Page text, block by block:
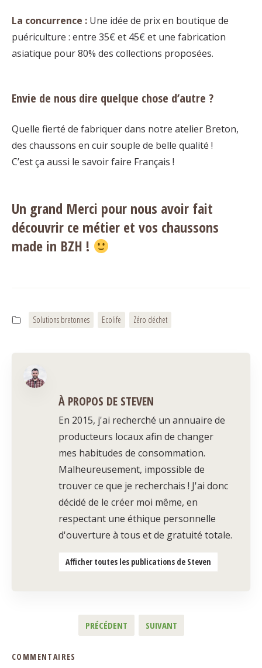
La concurrence : Une idée de prix en boutique de
puériculture : entre 35€ et 45€ et une fabrication
asiatique pour 80% des collections proposées.
Envie de nous dire quelque chose d’autre ?
Quelle fierté de fabriquer dans notre atelier Breton,
des chaussons en cuir souple de belle qualité !
C’est ça aussi le savoir faire Français !
Un grand Merci pour nous avoir fait
découvrir ce métier et vos chaussons
made in BZH !
Solutions bretonnes Ecolife Zéro déchet
À PROPOS DE STEVEN
En 2015, j'ai recherché un annuaire de
producteurs locaux afin de changer
mes habitudes de consommation.
Malheureusement, impossible de
trouver ce que je recherchais ! J'ai donc
décidé de le créer moi même, en
respectant une éthique personnelle
d'ouverture à tous et de gratuité totale.
Afficher toutes les publications de Steven
PRÉCÉDENT SUIVANT
COMMENTAIRES